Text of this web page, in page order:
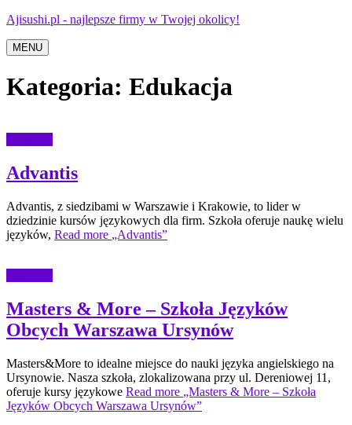
Ajisushi.pl - najlepsze firmy w Twojej okolicy!
MENU
Kategoria: Edukacja
Advantis
Advantis, z siedzibami w Warszawie i Krakowie, to lider w
dziedzinie kursów językowych dla firm. Szkoła oferuje naukę wielu
języków, Read more „Advantis”
Masters & More – Szkoła Języków
Obcych Warszawa Ursynów
Masters&More to idealne miejsce do nauki języka angielskiego na
Ursynowie. Nasza szkoła, zlokalizowana przy ul. Dereniowej 11,
oferuje kursy językowe Read more „Masters & More – Szkoła
Języków Obcych Warszawa Ursynów”